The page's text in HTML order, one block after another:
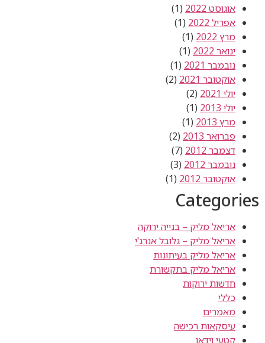
אוגוסט 2022
(1)
אפריל 2022
(1)
מרץ 2022
(1)
ינואר 2022
(1)
נובמבר 2021
(1)
אוקטובר 2021
(2)
יולי 2021
(2)
יולי 2013
(1)
מרץ 2013
(1)
פברואר 2013
(2)
דצמבר 2012
(7)
נובמבר 2012
(3)
אוקטובר 2012
(1)
Categories
אריאל מליק – בנייה ירוקה
אריאל מליק – גלובל אנרג'י
אריאל מליק בעיתונות
אריאל מליק בתקשורת
חדשות ירוקות
כללי
מאמרים
עיסקאות רכישה
קטעי וידאו